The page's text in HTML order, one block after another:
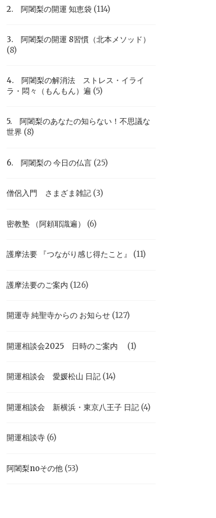
2. 阿闍梨の開運 知恵袋 (114)
3. 阿闍梨の開運 8習慣（北本メソッド）
(8)
4. 阿闍梨の解消法 ストレス・イライ
ラ・悶々（もんもん）遍 (5)
5. 阿闍梨のあなたの知らない！不思議な
世界 (8)
6. 阿闍梨の 今日の仏言 (25)
僧侶入門 さまざま雑記 (3)
密教塾 （阿頼耶識遍） (6)
護摩法要 『つながり感じ得たこと』 (11)
護摩法要のご案内 (126)
開運寺 純聖寺からの お知らせ (127)
開運相談会2025 日時のご案内 (1)
開運相談会 愛媛松山 日記 (14)
開運相談会 新横浜・東京八王子 日記 (4)
開運相談寺 (6)
阿闍梨noその他 (53)